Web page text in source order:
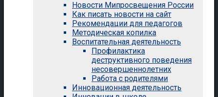
Новости Мипросвещения России
Как писать новости на сайт
Рекомендации для педагогов
Методическая копилка
Воспитательная деятельность
Профилактика
деструктивного поведения
несовершеннолетних
Работа с родителями
Инновационная деятельность